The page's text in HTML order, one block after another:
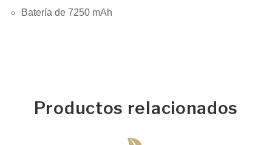
Batería de 7250 mAh
Productos relacionados